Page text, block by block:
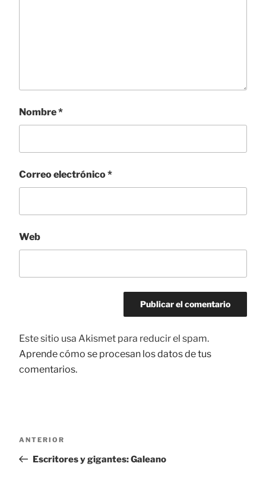
Nombre*
Correo electrónico*
Web
Este sitio usa Akismet para reducir el spam.
Aprende cómo se procesan los datos de tus
comentarios.
entradas
Entrada
anterior:
ANTERIOR
Escritores y gigantes: Galeano